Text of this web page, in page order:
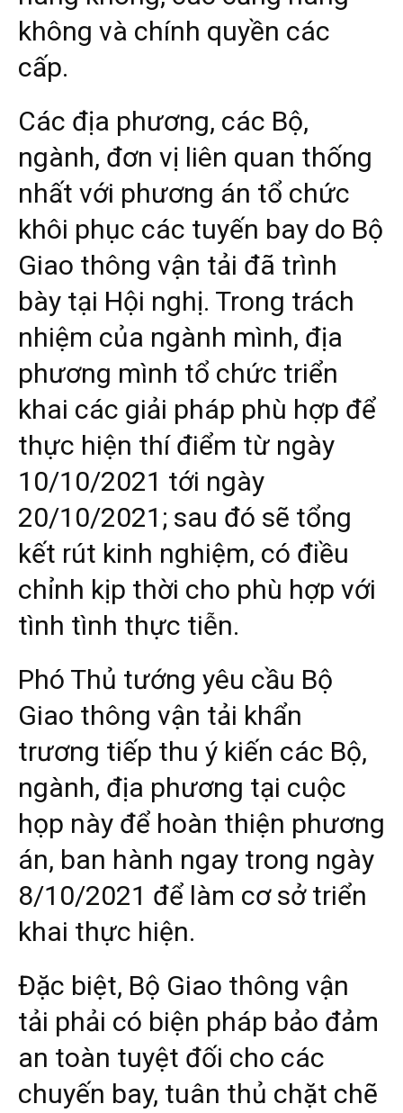
không và chính quyền các
cấp.
Các địa phương, các Bộ,
ngành, đơn vị liên quan thống
nhất với phương án tổ chức
khôi phục các tuyến bay do Bộ
Giao thông vận tải đã trình
bày tại Hội nghị. Trong trách
nhiệm của ngành mình, địa
phương mình tổ chức triển
khai các giải pháp phù hợp để
thực hiện thí điểm từ ngày
10/10/2021 tới ngày
20/10/2021; sau đó sẽ tổng
kết rút kinh nghiệm, có điều
chỉnh kịp thời cho phù hợp với
tình tình thực tiễn.
Phó Thủ tướng yêu cầu Bộ
Giao thông vận tải khẩn
trương tiếp thu ý kiến các Bộ,
ngành, địa phương tại cuộc
họp này để hoàn thiện phương
án, ban hành ngay trong ngày
8/10/2021 để làm cơ sở triển
khai thực hiện.
Đặc biệt, Bộ Giao thông vận
tải phải có biện pháp bảo đảm
an toàn tuyệt đối cho các
chuyến bay, tuân thủ chặt chẽ